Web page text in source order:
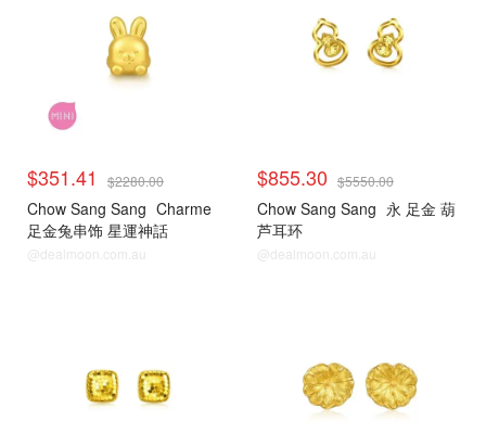
$351.41 $2280.00
Chow Sang Sang Charme
足金兔串饰 星運神話
@dealmoon.com.au
$855.30 $5550.00
Chow Sang Sang 永 足金 葫
芦耳环
@dealmoon.com.au